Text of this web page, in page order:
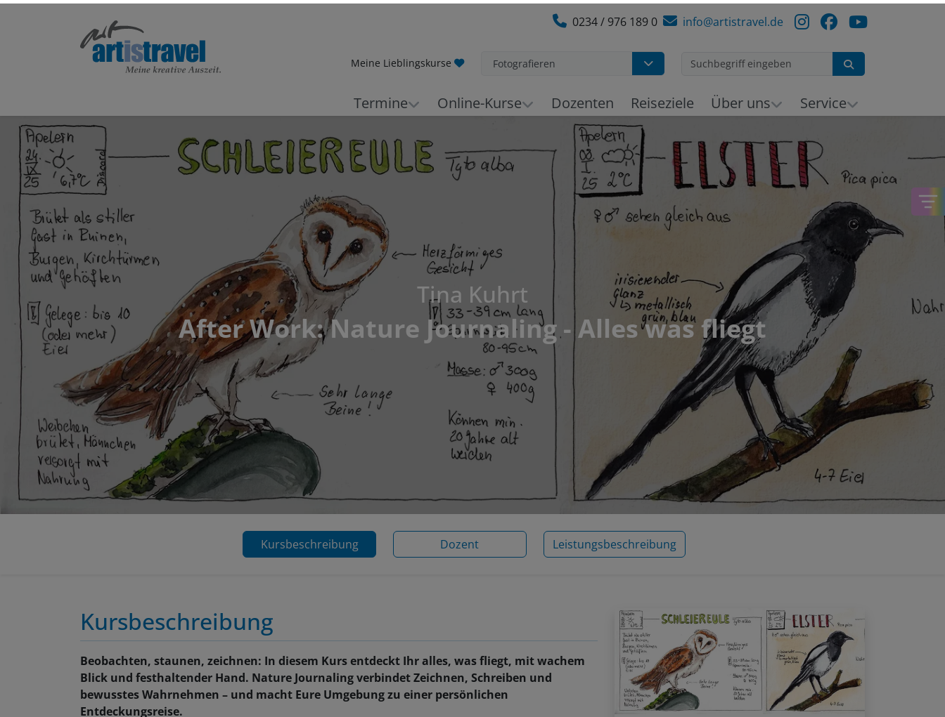
0234 / 976 189 0 info@artistravel.de
Meine Lieblingskurse Fotografieren
Termine Online-Kurse Dozenten Reiseziele Über uns Service
Tina Kuhrt
After Work: Nature Journaling - Alles was fliegt
Kursbeschreibung Dozent Leistungsbeschreibung
Kursbeschreibung
Beobachten, staunen, zeichnen: In diesem Kurs entdeckt Ihr alles, was fliegt, mit wachem
Blick und festhaltender Hand. Nature Journaling verbindet Zeichnen, Schreiben und
bewusstes Wahrnehmen – und macht Eure Umgebung zu einer persönlichen
Entdeckungsreise.